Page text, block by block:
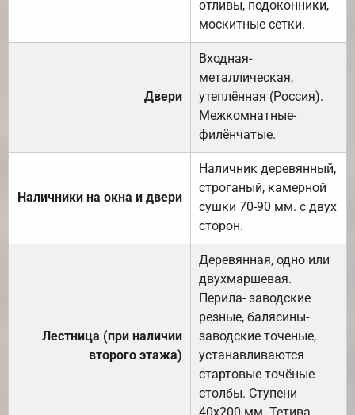
отливы, подоконники,
москитные сетки.
Двери
Входная-
металлическая,
утеплённая (Россия).
Межкомнатные-
филёнчатые.
Наличники на окна и двери
Наличник деревянный,
строганый, камерной
сушки 70-90 мм. с двух
сторон.
Лестница (при наличии
второго этажа)
Деревянная, одно или
двухмаршевая.
Перила- заводские
резные, балясины-
заводские точеные,
устанавливаются
стартовые точёные
столбы. Ступени
40х200 мм. Тетива